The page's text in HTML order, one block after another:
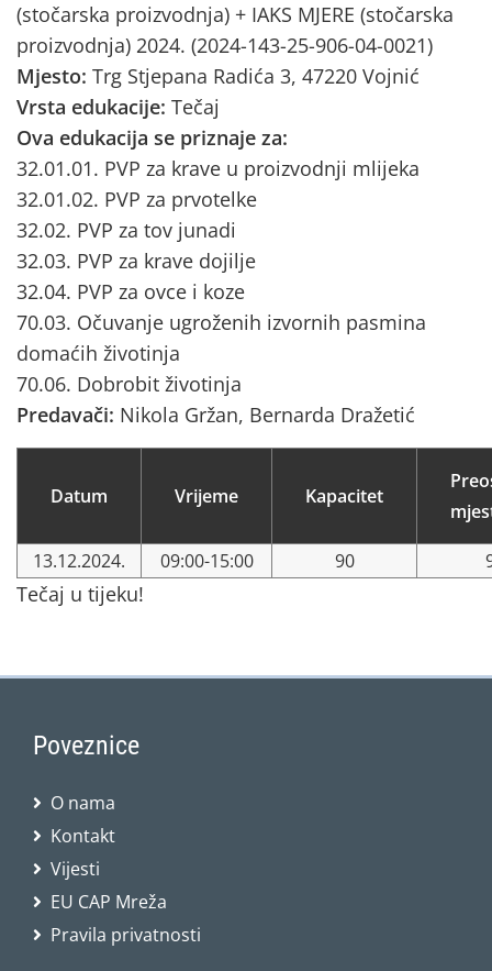
(stočarska proizvodnja) + IAKS MJERE (stočarska
proizvodnja) 2024. (2024-143-25-906-04-0021)
Mjesto: Trg Stjepana Radića 3, 47220 Vojnić
Vrsta edukacije: Tečaj
Ova edukacija se priznaje za:
32.01.01. PVP za krave u proizvodnji mlijeka
32.01.02. PVP za prvotelke
32.02. PVP za tov junadi
32.03. PVP za krave dojilje
32.04. PVP za ovce i koze
70.03. Očuvanje ugroženih izvornih pasmina
domaćih životinja
70.06. Dobrobit životinja
Predavači: Nikola Gržan, Bernarda Dražetić
Datum Vrijeme Kapacitet
13.12.2024. 09:00-15:00 90
Tečaj u tijeku!
Poveznice
O nama
Kontakt
Vijesti
EU CAP Mreža
Pravila privatnosti